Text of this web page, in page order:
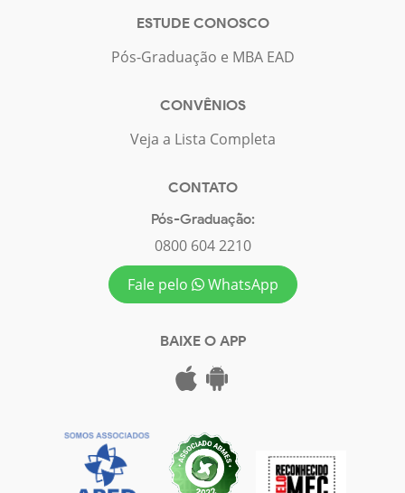
ESTUDE CONOSCO
Pós-Graduação e MBA EAD
CONVÊNIOS
Veja a Lista Completa
CONTATO
Pós-Graduação:
0800 604 2210
Fale pelo
WhatsApp
BAIXE O APP